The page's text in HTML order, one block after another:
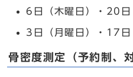
6日（木曜日）・20
3日（月曜日）・17
骨密度測定（予約制、